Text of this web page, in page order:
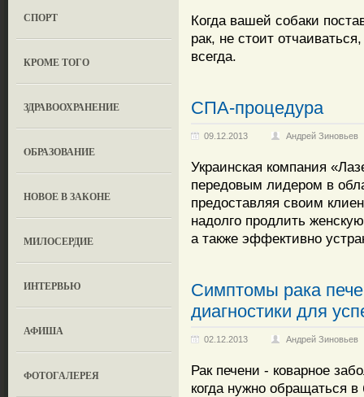
СПОРТ
КРОМЕ ТОГО
ЗДРАВООХРАНЕНИЕ
OБРАЗОВАНИЕ
НОВОЕ В ЗАКОНЕ
МИЛОСЕРДИЕ
ИНТЕРВЬЮ
АФИША
ФОТОГАЛЕРЕЯ
Когда вашей собаки
рак, не стоит
всегда.
СПА-процедура
09.12.2013 Андрей Зиновьев
Украинская компания
передовым лидером в
предоставляя своим
надолго продлить
а также эффективно
Симптомы рака
диагностики для
02.12.2013 Андрей Зиновьев
Рак печени - коварное
когда нужно обращаться